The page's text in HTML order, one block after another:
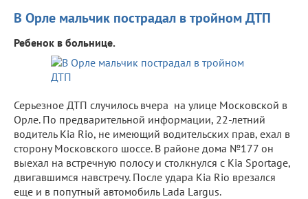
В Орле мальчик пострадал в тройном ДТП
Ребенок в больнице.
Серьезное ДТП случилось вчера на улице Московской в
Орле. По предварительной информации, 22-летний
водитель Kia Rio, не имеющий водительских прав, ехал в
сторону Московского шоссе. В районе дома №177 он
выехал на встречную полосу и столкнулся с Kia Sportage,
двигавшимся навстречу. После удара Kia Rio врезался
еще и в попутный автомобиль Lada Largus.